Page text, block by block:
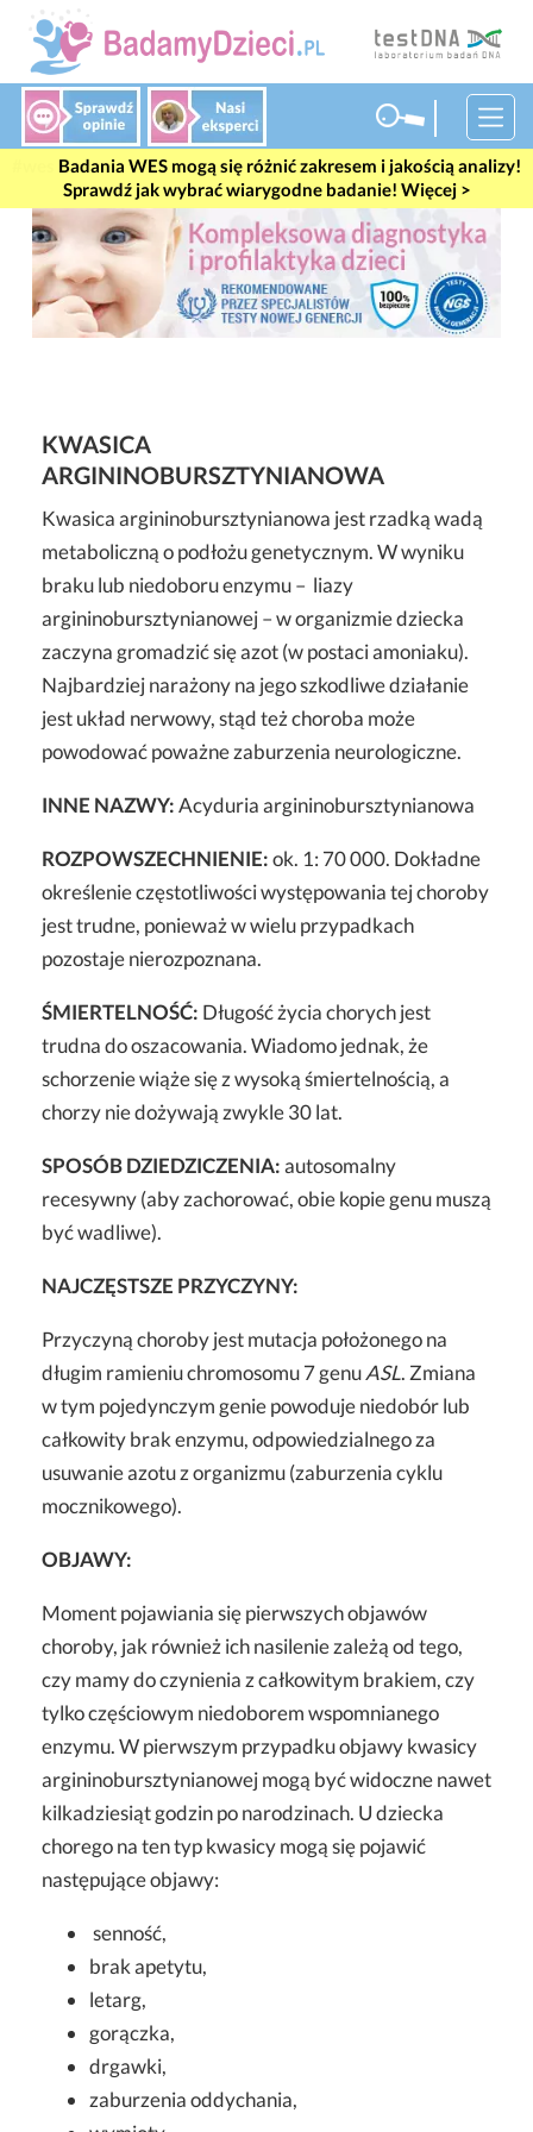
Badania WES mogą się różnić zakresem i jakością analizy!
Sprawdź jak wybrać wiarygodne badanie! Więcej >
KWASICA
ARGININOBURSZTYNIANOWA
Kwasica argininobursztynianowa jest rzadką wadą
metaboliczną o podłożu genetycznym. W wyniku
braku lub niedoboru enzymu – liazy
argininobursztynianowej – w organizmie dziecka
zaczyna gromadzić się azot (w postaci amoniaku).
Najbardziej narażony na jego szkodliwe działanie
jest układ nerwowy, stąd też choroba może
powodować poważne zaburzenia neurologiczne.
INNE NAZWY:Acyduria argininobursztynianowa
ROZPOWSZECHNIENIE:ok. 1: 70 000. Dokładne
określenie częstotliwości występowania tej choroby
jest trudne, ponieważ w wielu przypadkach
pozostaje nierozpoznana.
ŚMIERTELNOŚĆ: Długość życia chorych jest
trudna do oszacowania. Wiadomo jednak, że
schorzenie wiąże się z wysoką śmiertelnością, a
chorzy nie dożywają zwykle 30 lat.
SPOSÓB DZIEDZICZENIA:autosomalny
recesywny (aby zachorować, obie kopie genu muszą
być wadliwe).
NAJCZĘSTSZE PRZYCZYNY:
Przyczyną choroby jest mutacja położonego na
długim ramieniu chromosomu 7 genuASL. Zmiana
w tym pojedynczym genie powoduje niedobór lub
całkowity brak enzymu, odpowiedzialnego za
usuwanie azotu z organizmu (zaburzenia cyklu
mocznikowego).
OBJAWY:
Moment pojawiania się pierwszych objawów
choroby, jak również ich nasilenie zależą od tego,
czy mamy do czynienia z całkowitym brakiem, czy
tylko częściowym niedoborem wspomnianego
enzymu. W pierwszym przypadku objawy kwasicy
argininobursztynianowej mogą być widoczne nawet
kilkadziesiąt godzin po narodzinach. U dziecka
chorego na ten typ kwasicy mogą się pojawić
następujące objawy:
senność,
brak apetytu,
letarg,
gorączka,
drgawki,
zaburzenia oddychania,